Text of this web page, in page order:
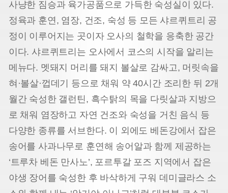
사냥한 짐승과 육가공품으로 가득한 숙성실이 있다.
정육과 훈연, 염장, 건조, 숙성 등 모든 샤르퀴트리 공
정이 이루어지는 곳이자 오사의 철학을 응축한 공간
이다. 샤르퀴트리는 오사에서 코스의 시작을 알리는
메뉴다. 멧돼지 머리를 돼지 볼살로 감싸고, 머릿속을
혀·볼살·껍데기 등으로 채워 약 40시간 조리한 뒤 2개
월간 숙성한 갤런틴, 흑수탉의 목을 다릿살과 지방으
로 채워 염장하고 자연 건조와 숙성을 거친 음식 등
다양한 종류를 서브한다. 이 외에도 베돈강에서 잡은
송어를 사과나무로 훈연해 송어알과 함께 제공하는
‘트루차 베돈 만사노’, 포르투갈 포즈 지역에서 잡은
야생 장어를 숙성한 후 바삭하게 구워 데미글라스 소